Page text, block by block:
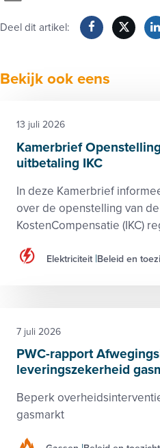
Deel dit artikel:
Bekijk ook eens
Kamerbrief
uitbetaling IKC
In deze Kamerbrief
over de openstelling van
KostenCompensatie (IKC)
13 juli 2026
Elektriciteit Beleid en
PWC-rapport
leveringszekerheid
Beperk
gasmarkt
7 juli 2026